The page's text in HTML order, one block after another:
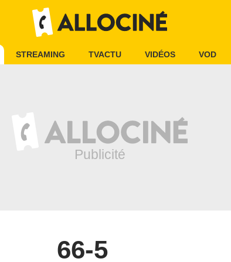
STREAMING TVACTU VIDÉOS VOD
66-5